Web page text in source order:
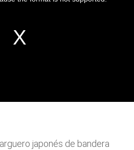
japonés de bandera